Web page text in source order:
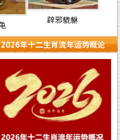
辟邪貔貅
2026年十二生肖流年运势概论